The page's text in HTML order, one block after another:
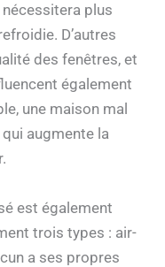
plus
D’autres
des fenêtres, et
également
une maison mal
augmente la
est également
trois types : air-
a ses propres